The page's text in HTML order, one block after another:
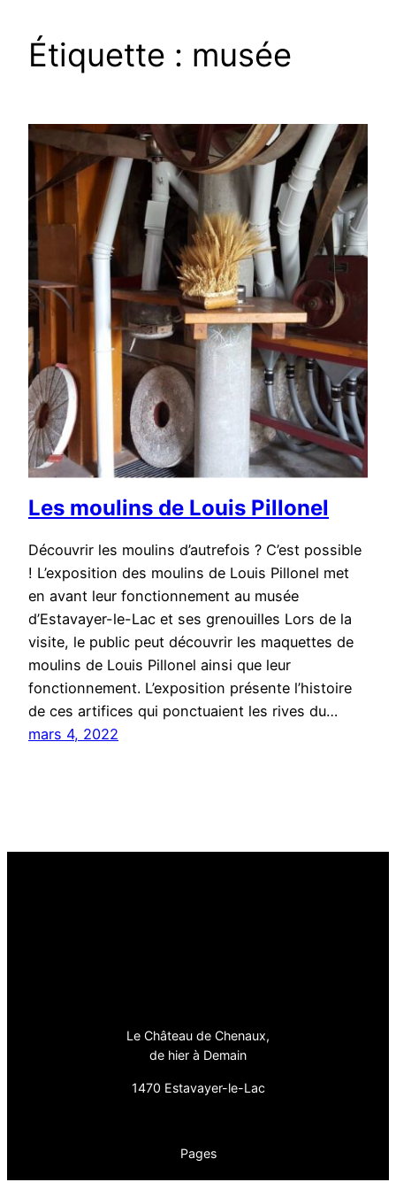
Étiquette : musée
Les moulins de Louis Pillonel
Découvrir les moulins d’autrefois ? C’est possible
! L’exposition des moulins de Louis Pillonel met
en avant leur fonctionnement au musée
d’Estavayer-le-Lac et ses grenouilles Lors de la
visite, le public peut découvrir les maquettes de
moulins de Louis Pillonel ainsi que leur
fonctionnement. L’exposition présente l’histoire
de ces artifices qui ponctuaient les rives du…
mars 4, 2022
Le Château de Chenaux,
de hier à Demain
1470 Estavayer-le-Lac
Pages